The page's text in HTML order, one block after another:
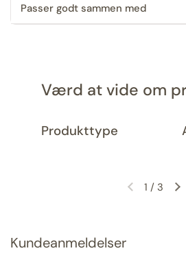
Passer godt sammen med
Værd at vide om
Produkttype
Forrige slide
1 / 3
Kundeanmeldelser